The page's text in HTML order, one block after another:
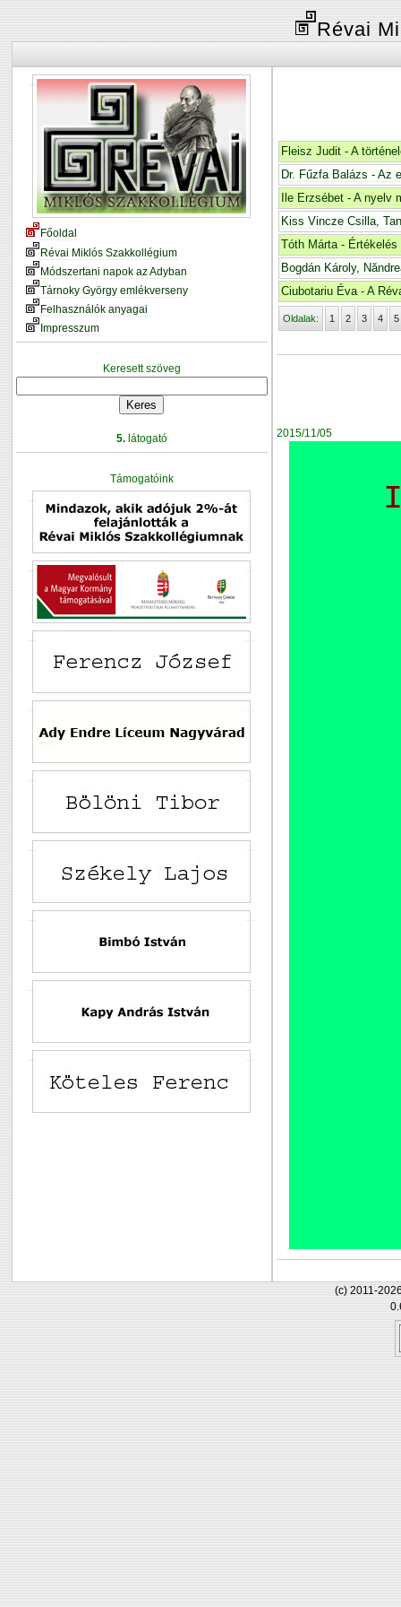
Révai
Főoldal
Révai Miklós Szakkollégium
Módszertani napok az Adyban
Tárnoky György emlékverseny
Felhasználók anyagai
Impresszum
Keresett szöveg
5.látogató
Támogatóink
Fleisz Judit - A
Dr. Fűzfa Balázs - Az
Ile Erzsébet - A nyelv
Kiss Vincze Csilla,
Tóth Márta -
Bogdán Károly,
Ciubotariu Éva - A
Oldalak: 1 2 3 4 5
2015/11/05
(c) 2011-